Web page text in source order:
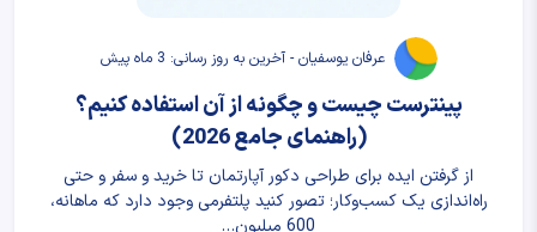
عرفان یوسفیان - آخرین به روز رسانی: 3 ماه پیش
پینترست چیست و چگونه از آن استفاده کنیم؟
(راهنمای جامع 2026)
از گرفتن ایده برای طراحی دکور آپارتمان تا خرید و سفر و حتی
راه‌اندازی یک کسب‌وکار؛ تصور کنید پلتفرمی وجود دارد که ماهانه،
600 میلیون…